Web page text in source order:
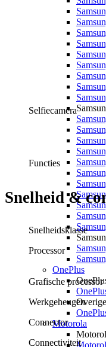
OnePlus
Overige
Motorola
Selfiecamera
Functies
Snelheid &
Snelheidsklasse
Processor
Grafische processor
Werkgeheugen
Connector
Connectiviteit